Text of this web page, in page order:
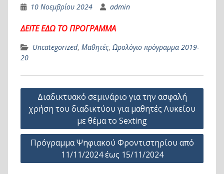
10 Νοεμβρίου 2024 admin
ΔΕΙΤΕ ΕΔΩ ΤΟ ΠΡΟΓΡΑΜΜΑ
Uncategorized, Μαθητές, Ωρολόγιο πρόγραμμα 2019-
20
Πλοήγηση
άρθρων
Διαδικτυακό σεμινάριο για την ασφαλή
χρήση του διαδικτύου για μαθητές Λυκείου
με θέμα το Sexting
Πρόγραμμα Ψηφιακού Φροντιστηρίου από
11/11/2024 έως 15/11/2024